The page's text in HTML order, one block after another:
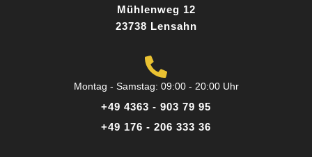
Mühlenweg 12
23738 Lensahn
Montag - Samstag: 09:00 - 20:00 Uhr
+49 4363 - 903 79 95
+49 176 - 206 333 36